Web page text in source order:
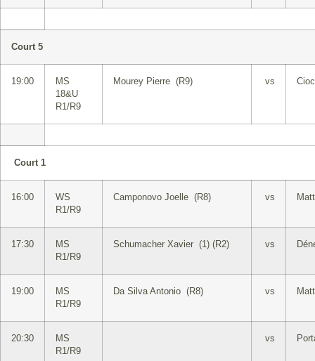
Court 5
19:00
MS
18&U
R1/R9
Mourey Pierre (R9) vs
Court 1
16:00
WS
R1/R9
Camponovo Joelle (R8) vs
17:30
MS
R1/R9
Schumacher Xavier (1) (R2) vs
19:00
MS
R1/R9
Da Silva Antonio (R8) vs
20:30
MS
R1/R9
vs